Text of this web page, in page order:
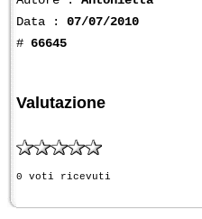
Data : 07/07/2010
# 66645
Valutazione
0 voti ricevuti